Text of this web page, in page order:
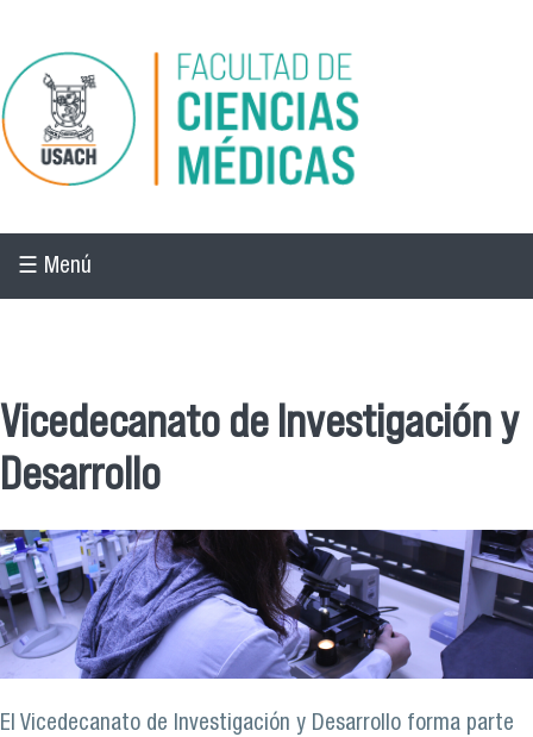
Pasar al contenido principal
☰ Menú
Vicedecanato de Investigación y
Desarrollo
El Vicedecanato de Investigación y Desarrollo forma parte